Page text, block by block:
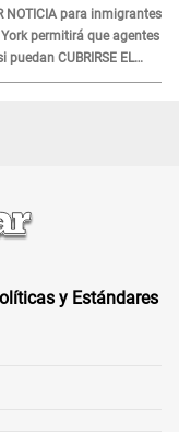
NOTICIA para inmigrantes
York permitirá que agentes
puedan CUBRIRSE EL
y Estándares